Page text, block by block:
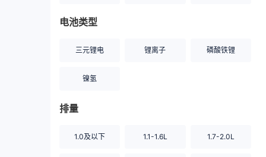
电池类型
三元锂电 锂离子 磷酸铁锂
镍氢
排量
1.0及以下 1.1-1.6L 1.7-2.0L